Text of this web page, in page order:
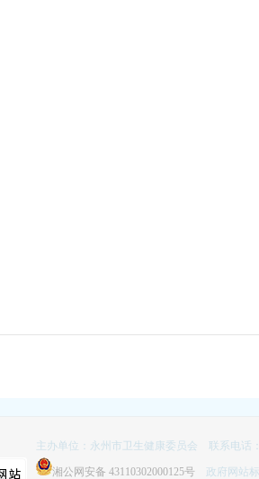
主办单位：永州市卫生健康委员会 联系电话
湘公网安备 43110302000125号 政府网站标